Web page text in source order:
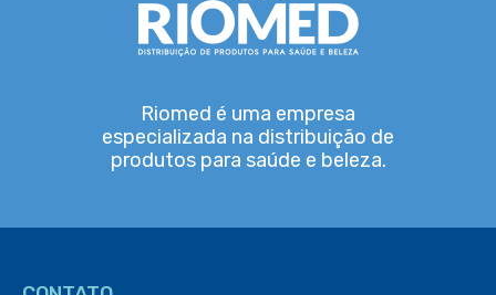
Riomed é uma empresa
especializada na distribuição de
produtos para saúde e beleza.